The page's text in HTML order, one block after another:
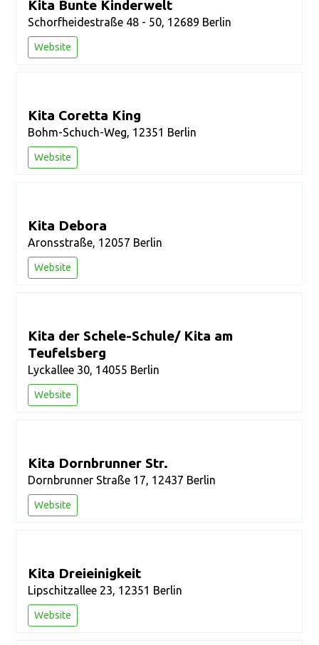
Kita Bunte Kinderwelt
Schorfheidestraße 48 - 50, 12689 Berlin
Website
Kita Coretta King
Bohm-Schuch-Weg, 12351 Berlin
Website
Kita Debora
Aronsstraße, 12057 Berlin
Website
Kita der Schele-Schule/ Kita am
Teufelsberg
Lyckallee 30, 14055 Berlin
Website
Kita Dornbrunner Str.
Dornbrunner Straße 17, 12437 Berlin
Website
Kita Dreieinigkeit
Lipschitzallee 23, 12351 Berlin
Website